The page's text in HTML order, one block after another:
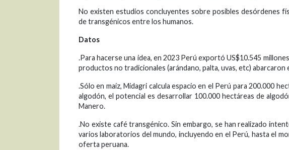
No existen estudios concluyentes sobre posibles desórdenes
de transgénicos entre los humanos.
Datos
.Para hacerse una idea, en 2023 Perú exportó US$10.545
productos no tradicionales (arándano, palta, uvas, etc) abarcaron
.Sólo en maíz, Midagri calcula espacio en el Perú para 200.000
algodón, el potencial es desarrollar 100.000 hectáreas de
Manero.
.No existe café transgénico. Sin embargo, se han realizado
varios laboratorios del mundo, incluyendo en el Perú, hasta el
oferta peruana.